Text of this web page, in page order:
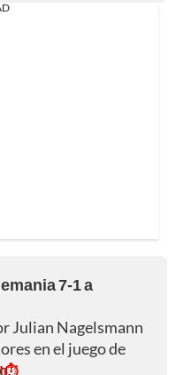
7-1 a
Julian Nagelsmann
en el juego de